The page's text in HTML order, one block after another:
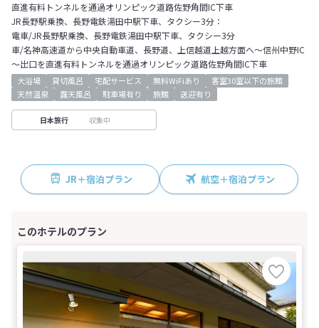
直進有料トンネルを通過オリンピック道路佐野角間IC下車
JR長野駅乗換、長野電鉄湯田中駅下車、タクシー3分：
電車/JR長野駅乗換、長野電鉄湯田中駅下車、タクシー3分
車/名神高速道から中央自動車道、長野道、上信越道上越方面へ～信州中野IC
～出口を直進有料トンネルを通過オリンピック道路佐野角間IC下車
大浴場 貸切風呂 宅配サービス 無料WiFiあり
客室30室以下の旅館
天然温泉
露天風呂 駐車場有り 旅館 送迎有り
日本旅行 収集中
JR＋宿泊プラン 航空＋宿泊プラン